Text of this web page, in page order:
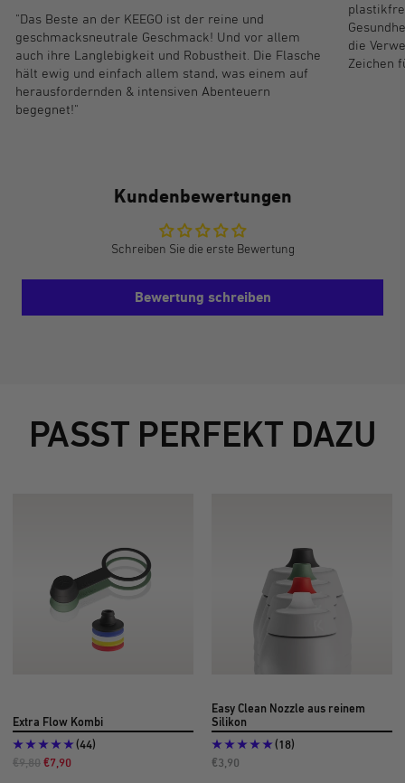
"Das Beste an der KEEGO ist der reine und
geschmacksneutrale Geschmack! Und vor allem
auch ihre Langlebigkeit und Robustheit. Die Flasche
hält ewig und einfach allem stand, was einem auf
herausfordernden & intensiven Abenteuern
begegnet!"
die
Zeichen
Kundenbewertungen
Schreiben Sie die erste Bewertung
Bewertung schreiben
PASST PERFEKT DAZU
Extra Flow Kombi
(44)
Angebotspreis
€7,90
Regulärer
€9,80
Easy Clean Nozzle aus reinem
Silikon
(18)
Angebotspreis
€3,90